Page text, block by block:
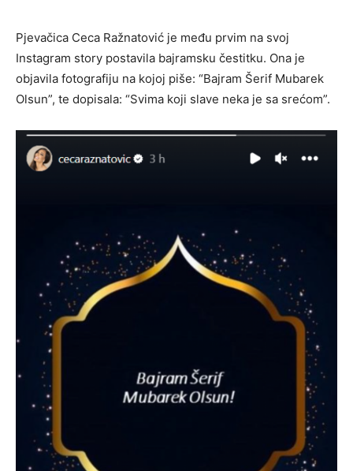
Pjevačica Ceca Ražnatović je među prvim na svoj
Instagram story postavila bajramsku čestitku. Ona je
objavila fotografiju na kojoj piše: “Bajram Šerif Mubarek
Olsun”, te dopisala: “Svima koji slave neka je sa srećom”.